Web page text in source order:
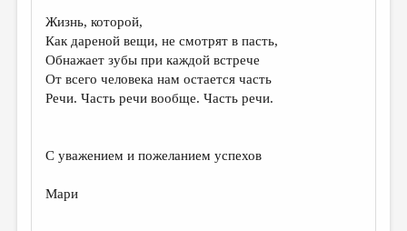
Жизнь, которой,
Как дареной вещи, не смотрят в пасть,
Обнажает зубы при каждой встрече
От всего человека нам остается часть
Речи. Часть речи вообще. Часть речи.
С уважением и пожеланием успехов
Мари